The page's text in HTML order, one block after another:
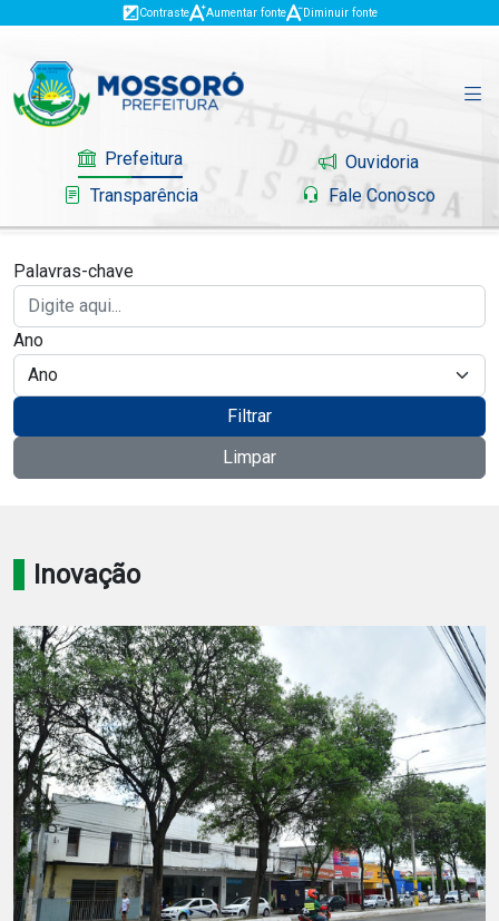
Contraste Aumentar fonte Diminuir fonte
Prefeitura
Ouvidoria
Transparência
Fale Conosco
Governo
Mossoró
Carta de Serviço
PESQUISAR
Palavras-chave
Ano
Filtrar
Limpar
Inovação